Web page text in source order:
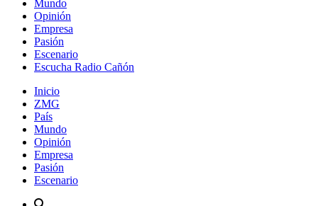
Mundo
Opinión
Empresa
Pasión
Escenario
Escucha Radio Cañón
Inicio
ZMG
País
Mundo
Opinión
Empresa
Pasión
Escenario